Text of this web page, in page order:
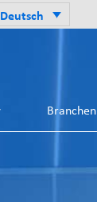
Deutsch
Branchen